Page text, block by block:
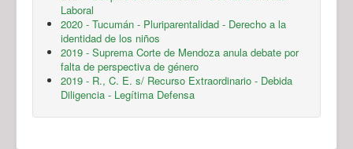
Laboral
2020 - Tucumán - Pluriparentalidad - Derecho a la
identidad de los niños
2019 - Suprema Corte de Mendoza anula debate por
falta de perspectiva de género
2019 - R., C. E. s/ Recurso Extraordinario - Debida
Diligencia - Legítima Defensa